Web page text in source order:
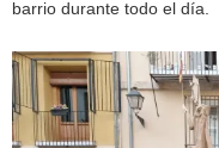
barrio durante todo el día.